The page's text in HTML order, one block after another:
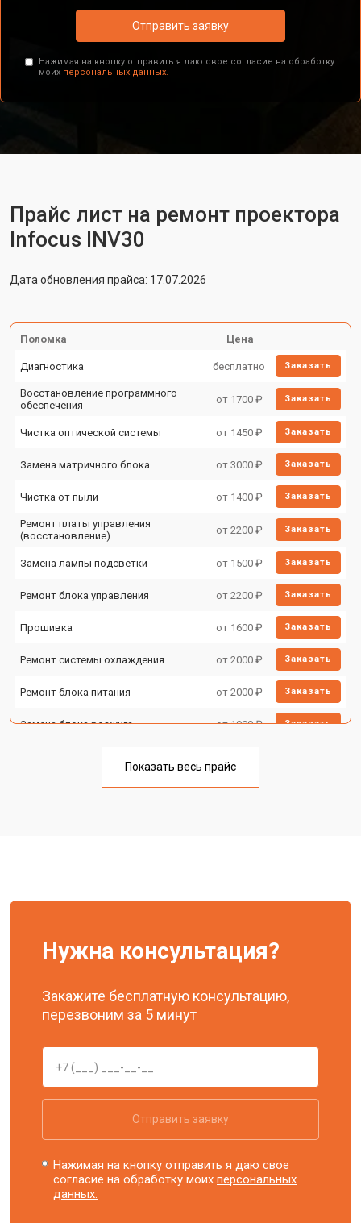
Отправить заявку
Нажимая на кнопку отправить я даю свое согласие на обработку
моих персональных данных.
Прайс лист на ремонт проектора
Infocus INV30
Дата обновления прайса: 17.07.2026
Поломка Цена
Диагностика бесплатно Заказать
Восстановление программного
обеспечения
от 1700 ₽ Заказать
Чистка оптической системы от 1450 ₽ Заказать
Замена матричного блока от 3000 ₽ Заказать
Чистка от пыли от 1400 ₽ Заказать
Ремонт платы управления
(восстановление)
от 2200 ₽ Заказать
Замена лампы подсветки от 1500 ₽ Заказать
Ремонт блока управления от 2200 ₽ Заказать
Прошивка от 1600 ₽ Заказать
Ремонт системы охлаждения от 2000 ₽ Заказать
Ремонт блока питания от 2000 ₽ Заказать
Замена блока розжига от 1900 ₽ Заказать
Показать весь прайс
Нужна консультация?
Закажите бесплатную консультацию,
перезвоним за 5 минут
Отправить заявку
Нажимая на кнопку отправить я даю свое
согласие на обработку моихперсональных
данных.